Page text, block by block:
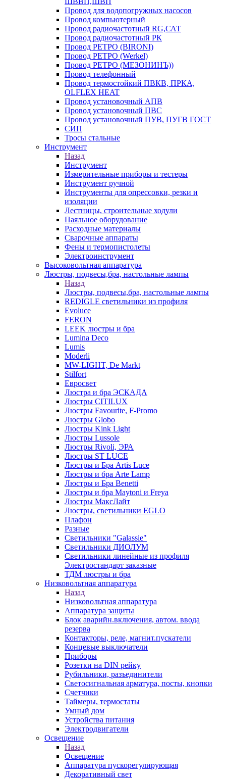
Провод для водопогружных насосов
Провод компьютерный
Провод радиочастотный RG,САТ
Провод радиочастотный РК
Провод РЕТРО (BIRONI)
Провод РЕТРО (Werkel)
Провод РЕТРО (МЕЗОНИНЪ))
Провод телефонный
Провод термостойкий ПВКВ, ПРКА,
OLFLEX HEAT
Провод установочный АПВ
Провод установочный ПВС
Провод установочный ПУВ, ПУГВ ГОСТ
СИП
Тросы стальные
Инструмент
Назад
Инструмент
Измерительные приборы и тестеры
Инструмент ручной
Инструменты для опрессовки, резки и
изоляции
Лестницы, строительные ходули
Паяльное оборудование
Расходные материалы
Сварочные аппараты
Фены и термопистолеты
Электроинструмент
Высоковольтная аппаратура
Люстры, подвесы,бра, настольные лампы
Назад
Люстры, подвесы,бра, настольные лампы
REDIGLE светильники из профиля
Evoluce
FERON
LEEK люстры и бра
Lumina Deco
Lumis
Moderli
MW-LIGHT, De Markt
Stilfort
Евросвет
Люстра и бра ЭСКАДА
Люстры CITILUX
Люстры Favourite, F-Promo
Люстры Globo
Люстры Kink Light
Люстры Lussole
Люстры Rivoli, ЭРА
Люстры ST LUCE
Люстры и Бра Artis Luce
Люстры и бра Arte Lamp
Люстры и Бра Benetti
Люстры и бра Maytoni и Freya
Люстры МаксЛайт
Люстры, светильники EGLO
Плафон
Разные
Светильники "Galassie"
Светильники ДИОЛУМ
Светильники линейные из профиля
Электростандарт заказные
ТДМ люстры и бра
Низковольтная аппаратура
Назад
Низковольтная аппаратура
Аппаратура защиты
Блок аварийн.включения, автом. ввода
резерва
Контакторы, реле, магнит.пускатели
Концевые выключатели
Приборы
Розетки на DIN рейку
Рубильники, разъединители
Светосигнальная арматура, посты, кнопки
Счетчики
Таймеры, термостаты
Умный дом
Устройства питания
Электродвигатели
Освещение
Назад
Освещение
Аппаратура пускорегулирующая
Декоративный свет